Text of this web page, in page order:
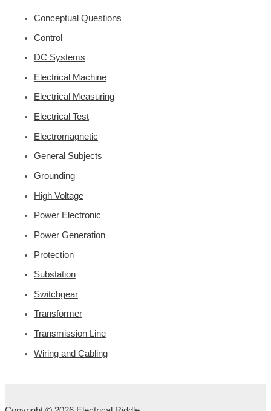
Conceptual Questions
Control
DC Systems
Electrical Machine
Electrical Measuring
Electrical Test
Electromagnetic
General Subjects
Grounding
High Voltage
Power Electronic
Power Generation
Protection
Substation
Switchgear
Transformer
Transmission Line
Wiring and Cabling